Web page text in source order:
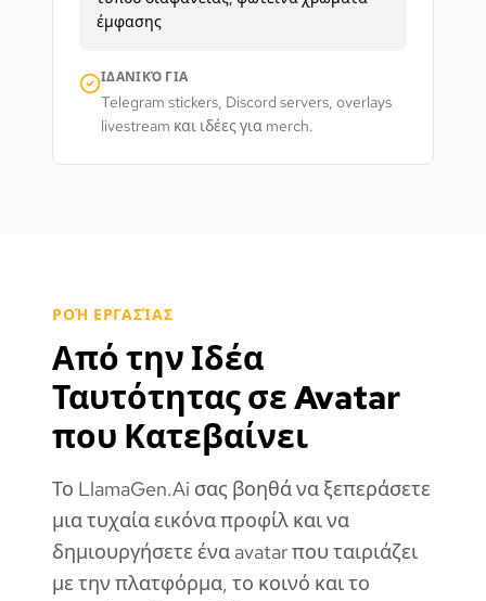
έμφασης
ΙΔΑΝΙΚΌ ΓΙΑ
Telegram stickers, Discord servers, overlays
livestream και ιδέες για merch.
ΡΟΉ ΕΡΓΑΣΊΑΣ
Από την Ιδέα
Ταυτότητας σε Avatar
που Κατεβαίνει
Το LlamaGen.Ai σας βοηθά να ξεπεράσετε
μια τυχαία εικόνα προφίλ και να
δημιουργήσετε ένα avatar που ταιριάζει
με την πλατφόρμα, το κοινό και το